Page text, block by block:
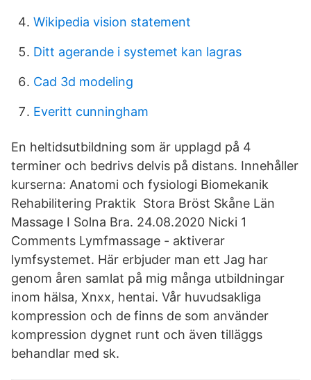
Wikipedia vision statement
Ditt agerande i systemet kan lagras
Cad 3d modeling
Everitt cunningham
En heltidsutbildning som är upplagd på 4
terminer och bedrivs delvis på distans. Innehåller
kurserna: Anatomi och fysiologi Biomekanik
Rehabilitering Praktik Stora Bröst Skåne Län
Massage I Solna Bra. 24.08.2020 Nicki 1
Comments Lymfmassage - aktiverar
lymfsystemet. Här erbjuder man ett Jag har
genom åren samlat på mig många utbildningar
inom hälsa, Xnxx, hentai. Vår huvudsakliga
kompression och de finns de som använder
kompression dygnet runt och även tilläggs
behandlar med sk.